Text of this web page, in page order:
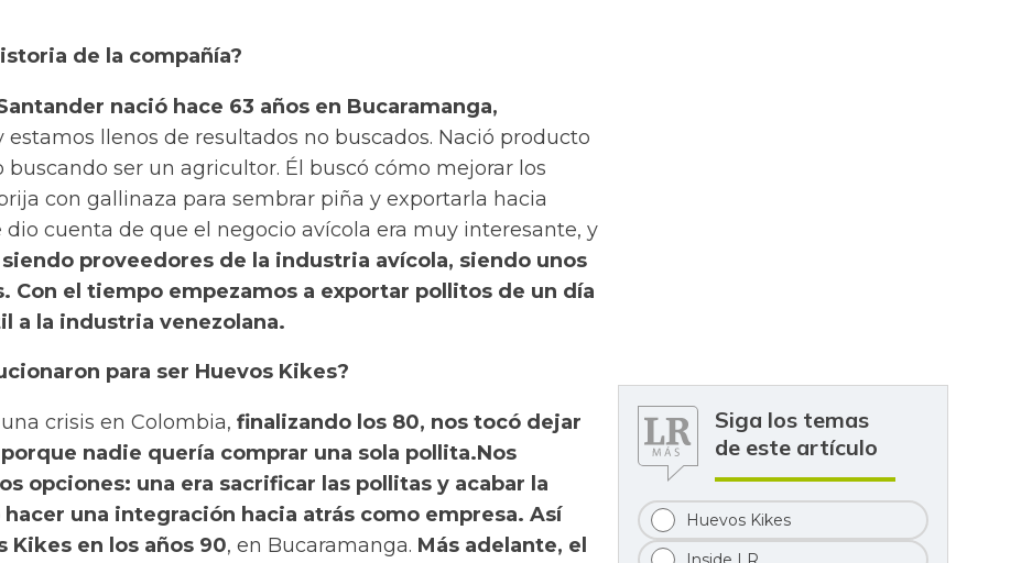
de la compañía?
nació hace 63 años en Bucaramanga,
estamos llenos de resultados no buscados. Nació producto
buscando ser un agricultor. Él buscó cómo mejorar los
con gallinaza para sembrar piña y exportarla hacia
dio cuenta de que el negocio avícola era muy interesante, y
proveedores de la industria avícola, siendo unos
Con el tiempo empezamos a exportar pollitos de un día
a la industria venezolana.
para ser Huevos Kikes?
crisis en Colombia, finalizando los 80, nos tocó dejar
nadie quería comprar una sola pollita.Nos
opciones: una era sacrificar las pollitas y acabar la
hacer una integración hacia atrás como empresa. Así
Kikes en los años 90, en Bucaramanga. Más adelante, el
Siga los temas
de este artículo
Huevos Kikes